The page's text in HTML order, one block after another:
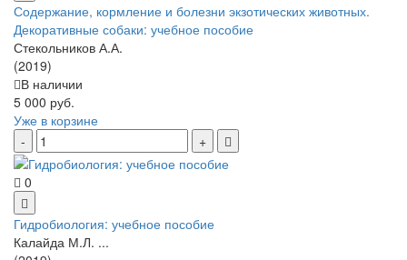
Содержание, кормление и болезни экзотических животных.
Декоративные собаки: учебное пособие
Стекольников А.А.
(2019)
В наличии
5 000 руб.
Уже в корзине
0
Гидробиология: учебное пособие
Калайда М.Л. ...